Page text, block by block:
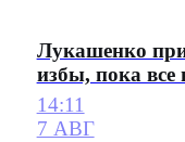
Лукашенко
избы, пока все
14:11
7 АВГ